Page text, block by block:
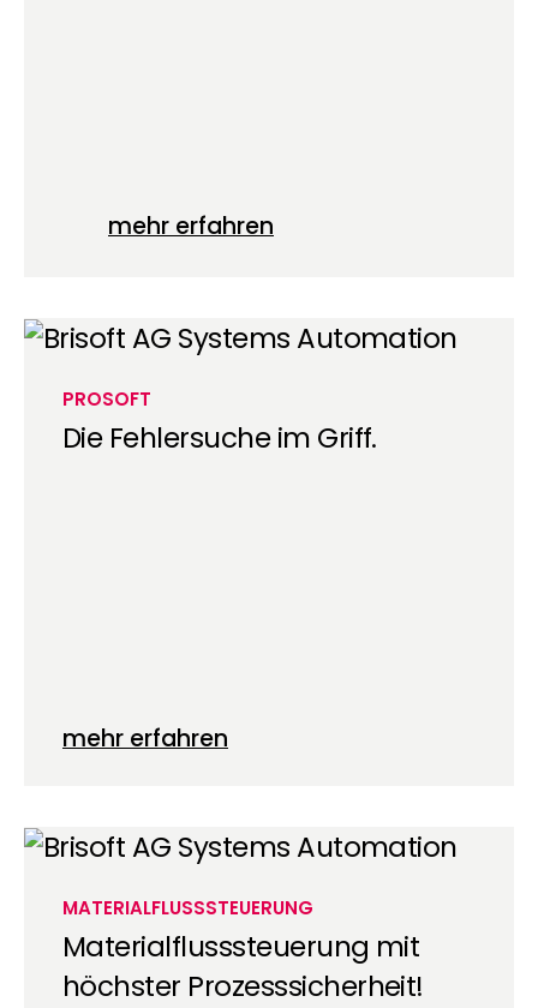
mehr erfahren
PROSOFT
Die Fehlersuche im Griff.
mehr erfahren
MATERIALFLUSSSTEUERUNG
Materialflusssteuerung mit
höchster Prozesssicherheit!